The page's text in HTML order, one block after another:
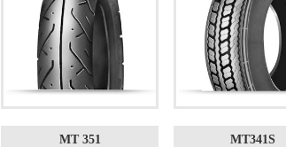
MT 351 MT341S